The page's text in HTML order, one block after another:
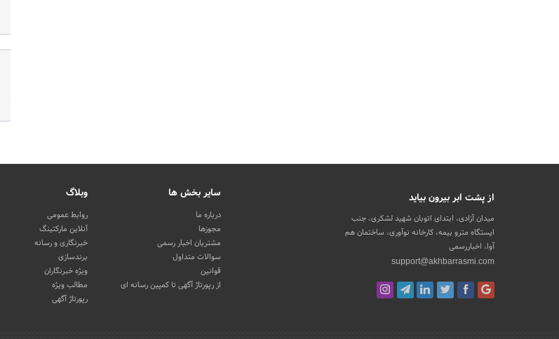
از پشت ابر بیرون بیاید
میدان آزادی، ابتدای اتوبان شهید لشکری، جنب
ایستگاه مترو بیمه، کارخانه نوآوری، ساختمان هم
آوا، اخباررسمی
support@akhbarrasmi.com
سایر بخش ها
درباره ما
مجوزها
مشتریان اخبار رسمی
سوالات متداول
قوانین
از رپورتاژ آگهی تا کمپین رسانه ای
وبلاگ
روابط عمومی
آنلاین مارکتینگ
خبرنگاری و رسانه
برندسازی
ویژه خبرنگاران
مطالب ویژه
رپورتاژ آگهی